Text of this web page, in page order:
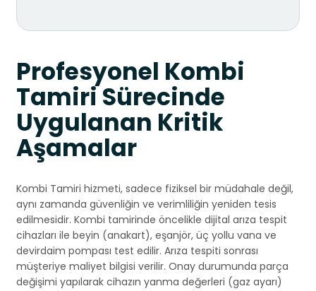
Profesyonel Kombi
Tamiri Sürecinde
Uygulanan Kritik
Aşamalar
Kombi Tamiri hizmeti, sadece fiziksel bir müdahale değil,
aynı zamanda güvenliğin ve verimliliğin yeniden tesis
edilmesidir. Kombi tamirinde öncelikle dijital arıza tespit
cihazları ile beyin (anakart), eşanjör, üç yollu vana ve
devirdaim pompası test edilir. Arıza tespiti sonrası
müşteriye maliyet bilgisi verilir. Onay durumunda parça
değişimi yapılarak cihazın yanma değerleri (gaz ayarı)